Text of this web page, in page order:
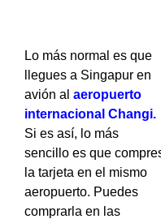
Lo más normal es que
llegues a Singapur en
avión al aeropuerto
internacional Changi.
Si es así, lo más
sencillo es que
la tarjeta en el mismo
aeropuerto. Puedes
comprarla en las